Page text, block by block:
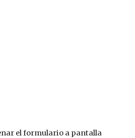
el formulario a pantalla